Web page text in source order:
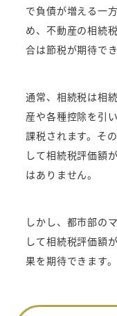
で負債が増える一
め、不動産の相続
合は節税が期待で
通常、相続税は相
産や各種控除を引
課税されます。そ
して相続税評価額
はありません。
しかし、都市部の
して相続税評価額
果を期待できます。